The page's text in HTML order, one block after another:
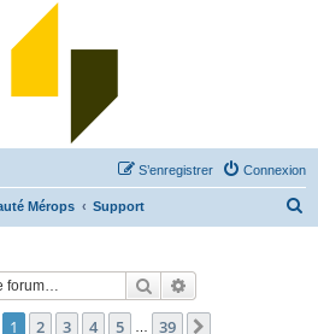
Connexion
S’enregistrer
Mérops Support
Rechercher
1sur39
1 2 3 4 5 39